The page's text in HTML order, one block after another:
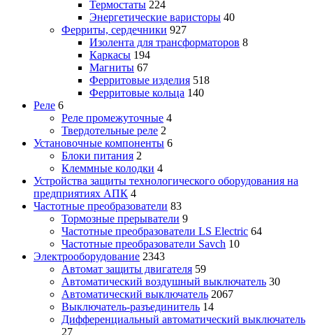
Термостаты 224
Энергетические варисторы 40
Ферриты, сердечники 927
Изолента для трансформаторов 8
Каркасы 194
Магниты 67
Ферритовые изделия 518
Ферритовые кольца 140
Реле 6
Реле промежуточные 4
Твердотельные реле 2
Установочные компоненты 6
Блоки питания 2
Клеммные колодки 4
Устройства защиты технологического оборудования на
предприятиях АПК 4
Частотные преобразователи 83
Тормозные прерыватели 9
Частотные преобразователи LS Electric 64
Частотные преобразователи Savch 10
Электрооборудование 2343
Автомат защиты двигателя 59
Автоматический воздушный выключатель 30
Автоматический выключатель 2067
Выключатель-разъединитель 14
Дифференциальный автоматический выключатель
27